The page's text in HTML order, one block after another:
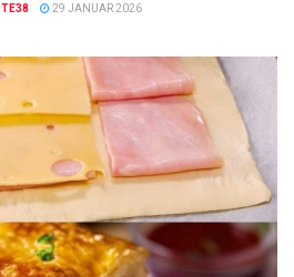
29 JANUAR 2026